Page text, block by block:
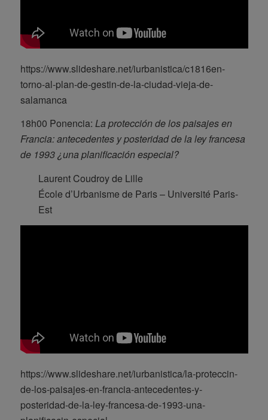
https://www.slideshare.net/iurbanistica/c1816en-
torno-al-plan-de-gestin-de-la-ciudad-vieja-de-
salamanca
18h00 Ponencia: La protección de los paisajes en
Francia: antecedentes y posteridad de la ley francesa
de 1993 ¿una planificación especial?
Laurent Coudroy de Lille
École d’Urbanisme de Paris – Université Paris-
Est
https://www.slideshare.net/iurbanistica/la-proteccin-
de-los-paisajes-en-francia-antecedentes-y-
posteridad-de-la-ley-francesa-de-1993-una-